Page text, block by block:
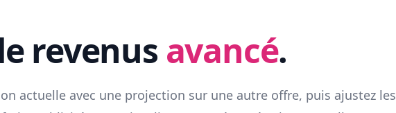
revenus avancé.
actuelle avec une projection sur une autre offre, puis ajustez les